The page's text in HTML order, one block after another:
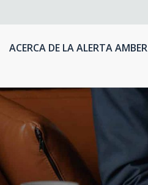
ACERCA DE LA ALERTA AMBER